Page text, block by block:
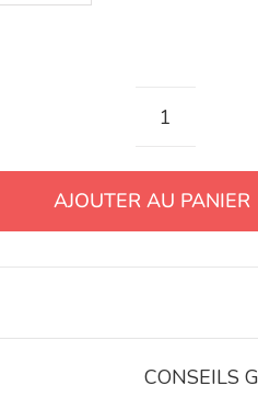
quantité
para
flor
grande
AJOUTER AU PANIER
CONSEILS